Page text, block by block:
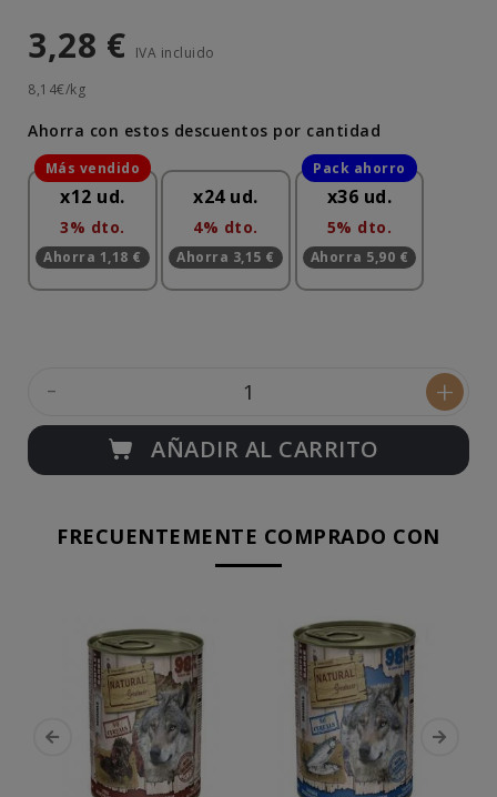
3,28 € IVA incluido
8,14€/kg
Ahorra con estos descuentos por cantidad
x12 ud.
3% dto.
Ahorra 1,18 €
x24 ud.
4% dto.
Ahorra 3,15 €
x36 ud.
5% dto.
Ahorra 5,90 €
- +
AÑADIR AL CARRITO
FRECUENTEMENTE COMPRADO CON